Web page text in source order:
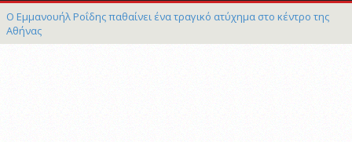
Ο Εμμανουήλ Ροΐδης παθαίνει ένα τραγικό ατύχημα στο κέντρο της
Αθήνας